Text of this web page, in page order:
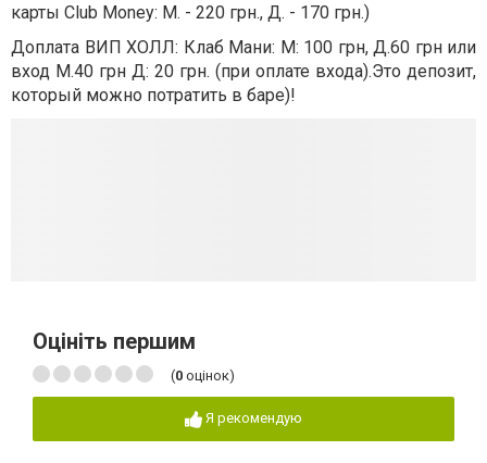
карты Club Money: М. - 220 грн., Д. - 170 грн.)
Доплата ВИП ХОЛЛ: Клаб Мани: М: 100 грн, Д.60 грн или
вход М.40 грн Д: 20 грн. (при оплате входа).Это депозит,
который можно потратить в баре)!
Оцініть першим
(0 оцінок)
Я рекомендую